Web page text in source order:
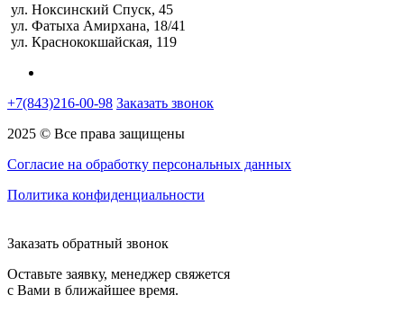
ул. Ноксинский Спуск, 45
ул. Фатыха Амирхана, 18/41
ул. Краснококшайская, 119
+7(843)216-00-98 Заказать звонок
2025 © Все права защищены
Согласие на обработку персональных данных
Политика конфиденциальности
Заказать обратный звонок
Оставьте заявку, менеджер свяжется
с Вами в ближайшее время.